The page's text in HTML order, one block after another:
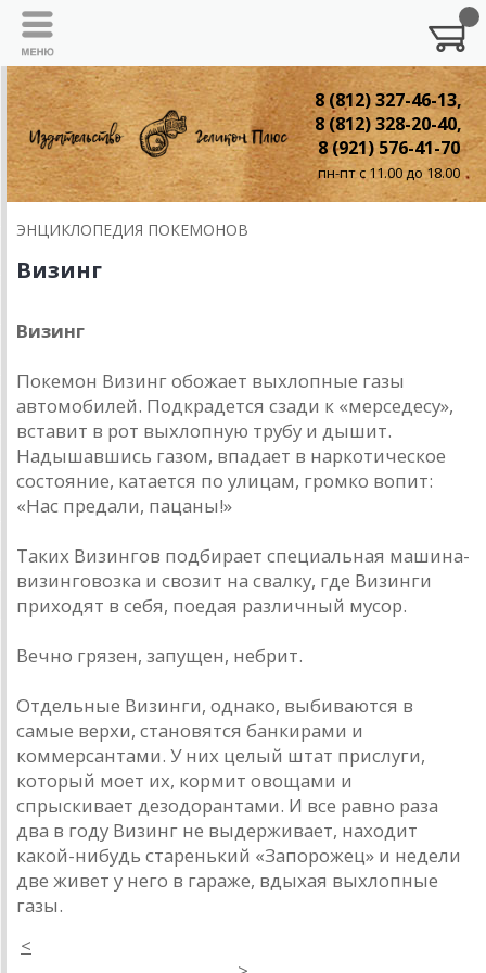
8 (812) 327-46-13,
8 (812) 328-20-40,
8 (921) 576-41-70
пн-пт с 11.00 до 18.00
ЭНЦИКЛОПЕДИЯ ПОКЕМОНОВ
Визинг
Визинг
Покемон Визинг обожает выхлопные газы
автомобилей. Подкрадется сзади к «мерседесу»,
вставит в рот выхлопную трубу и дышит.
Надышавшись газом, впадает в наркотическое
состояние, катается по улицам, громко вопит:
«Нас предали, пацаны!»
Таких Визингов подбирает специальная машина-
визинговозка и свозит на свалку, где Визинги
приходят в себя, поедая различный мусор.
Вечно грязен, запущен, небрит.
Отдельные Визинги, однако, выбиваются в
самые верхи, становятся банкирами и
коммерсантами. У них целый штат прислуги,
который моет их, кормит овощами и
спрыскивает дезодорантами. И все равно раза
два в году Визинг не выдерживает, находит
какой-нибудь старенький «Запорожец» и недели
две живет у него в гараже, вдыхая выхлопные
газы.
<